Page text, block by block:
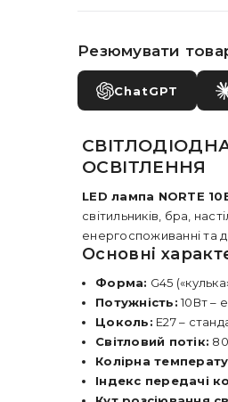
Резюмувати
ChatGPT
ОСВІТЛЕННЯ
LED лампа NORTE
світильників, бра,
енергоспоживанні та
Основні
Форма: G45
Потужність: 10Вт –
Цоколь: E27 –
Світловий потік:
Колірна
Індекс передачі